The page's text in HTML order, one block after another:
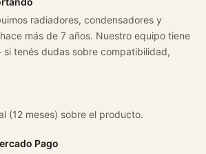
radiadores, condensadores y
más de 7 años. Nuestro equipo tiene
tenés dudas sobre compatibilidad,
(12 meses) sobre el producto.
Pago